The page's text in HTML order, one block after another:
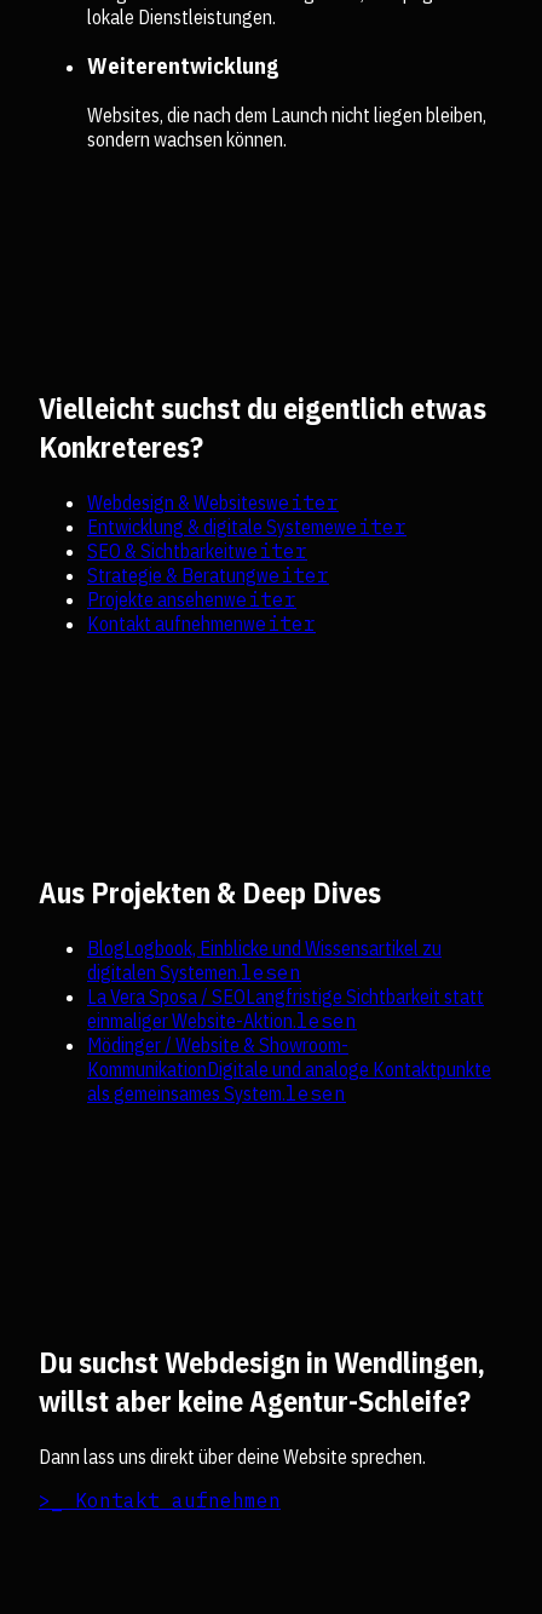
lokale Dienstleistungen.
Weiterentwicklung
Websites, die nach dem Launch nicht liegen bleiben,
sondern wachsen können.
Vielleicht suchst du eigentlich etwas
Konkreteres?
Webdesign & Websitesweiter
Entwicklung & digitale Systemeweiter
SEO & Sichtbarkeitweiter
Strategie & Beratungweiter
Projekte ansehenweiter
Kontakt aufnehmenweiter
Aus Projekten & Deep Dives
BlogLogbook, Einblicke und Wissensartikel zu
digitalen Systemen.lesen
La Vera Sposa / SEOLangfristige Sichtbarkeit statt
einmaliger Website-Aktion.lesen
Mödinger / Website & Showroom-
KommunikationDigitale und analoge Kontaktpunkte
als gemeinsames System.lesen
Du suchst Webdesign in Wendlingen,
willst aber keine Agentur-Schleife?
Dann lass uns direkt über deine Website sprechen.
>_ Kontakt aufnehmen